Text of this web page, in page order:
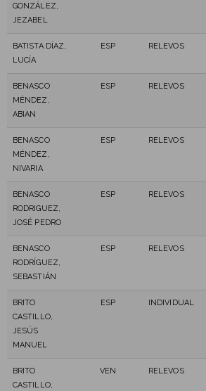
GONZÁLEZ,
JEZABEL
BATISTA DÍAZ,
LUCÍA
ESP RELEVOS
BENASCO
MÉNDEZ,
ABIAN
ESP RELEVOS
BENASCO
MÉNDEZ,
NIVARIA
ESP RELEVOS
BENASCO
RODRIGUEZ,
JOSÉ PEDRO
ESP RELEVOS
BENASCO
RODRÍGUEZ,
SEBASTIÁN
ESP RELEVOS
BRITO
CASTILLO,
JESÚS
MANUEL
ESP INDIVIDUAL
BRITO
CASTILLO,
VEN RELEVOS